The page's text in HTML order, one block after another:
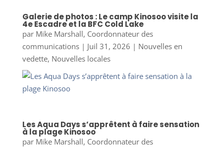
Galerie de photos : Le camp Kinosoo visite la
4e Escadre et la BFC Cold Lake
par Mike Marshall, Coordonnateur des
communications| Juil 31, 2026 | Nouvelles en
vedette, Nouvelles locales
Les Aqua Days s’apprêtent à faire sensation
à la plage Kinosoo
par Mike Marshall, Coordonnateur des